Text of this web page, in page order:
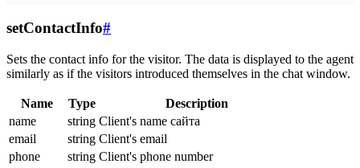
setContactInfo#
Sets the contact info for the visitor. The data is displayed to the agent
similarly as if the visitors introduced themselves in the chat window.
Name Type
Description
name
string Client's name сайта
email
string Client's email
phone
string Client's phone number